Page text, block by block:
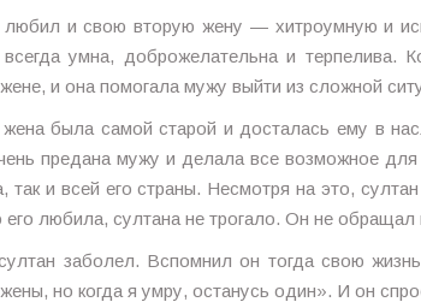
любил и свою вторую жену — хитроумную и
умна, доброжелательна и терпелива.
и она помогала мужу выйти из сложной
была самой старой и досталась ему в
предана мужу и делала все возможное для
так и всей его страны. Несмотря на это,
его любила, султана не трогало. Он не обращал
заболел. Вспомнил он тогда свою
но когда я умру, останусь один». И он